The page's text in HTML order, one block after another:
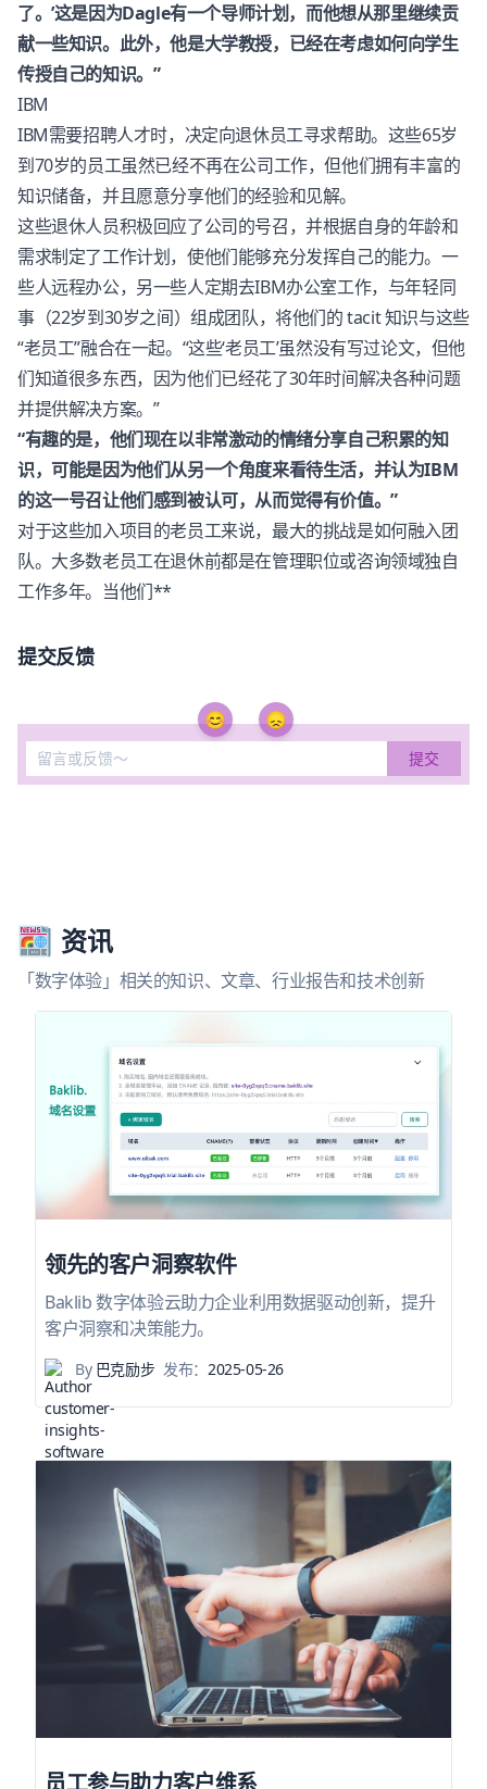
了。’这是因为Dagle有一个导师计划，而他想从那里继续贡
献一些知识。此外，他是大学教授，已经在考虑如何向学生
传授自己的知识。”
IBM
IBM需要招聘人才时，决定向退休员工寻求帮助。这些65岁
到70岁的员工虽然已经不再在公司工作，但他们拥有丰富的
知识储备，并且愿意分享他们的经验和见解。
这些退休人员积极回应了公司的号召，并根据自身的年龄和
需求制定了工作计划，使他们能够充分发挥自己的能力。一
些人远程办公，另一些人定期去IBM办公室工作，与年轻同
事（22岁到30岁之间）组成团队，将他们的 tacit 知识与这些
“老员工”融合在一起。“这些‘老员工’虽然没有写过论文，但他
们知道很多东西，因为他们已经花了30年时间解决各种问题
并提供解决方案。”
“有趣的是，他们现在以非常激动的情绪分享自己积累的知
识，可能是因为他们从另一个角度来看待生活，并认为IBM
的这一号召让他们感到被认可，从而觉得有价值。”
对于这些加入项目的老员工来说，最大的挑战是如何融入团
队。大多数老员工在退休前都是在管理职位或咨询领域独自
工作多年。当他们**
提交反馈
😊 😞
资讯
「数字体验」相关的知识、文章、行业报告和技术创新
领先的客户洞察软件
Baklib 数字体验云助力企业利用数据驱动创新，提升
客户洞察和决策能力。
By巴克励步 发布：2025-05-26
员工参与助力客户维系